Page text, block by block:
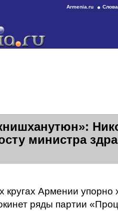
Armenia.ru
министра
кругах Армении упорно
ряды партии